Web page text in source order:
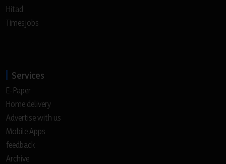
Hitad
Timesjobs
Services
E-Paper
Home delivery
Advertise with us
Mobile Apps
feedback
Archive